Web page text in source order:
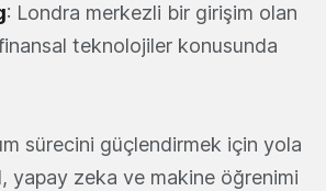
: Londra merkezli bir girişim olan
teknolojiler konusunda
sürecini güçlendirmek için yola
yapay zeka ve makine öğrenimi